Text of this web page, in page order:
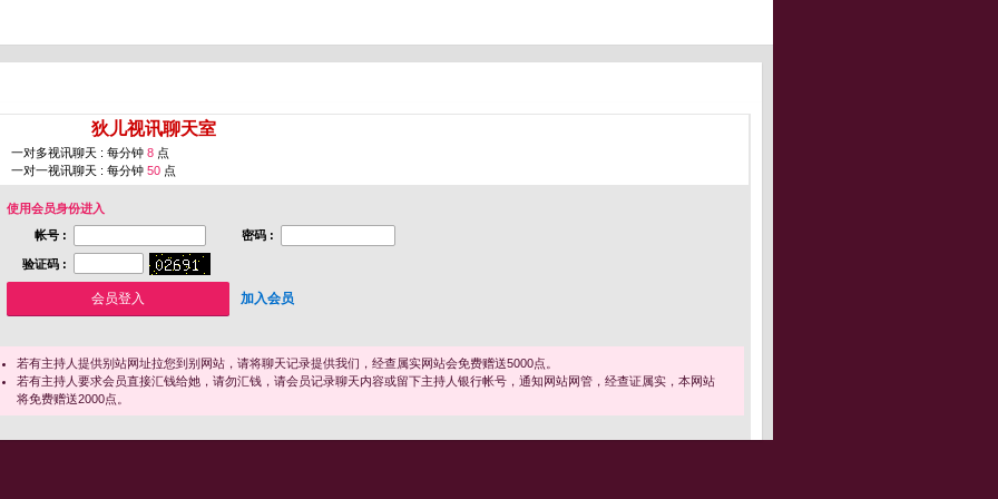
狄儿视讯聊天室
一对多视讯聊天 : 每分钟 8 点
一对一视讯聊天 : 每分钟 50 点
使用会员身份进入
帐号 :
密码 :
验证码 :
加入会员
若有主持人提供别站网址拉您到别网站，请将聊天记录提供我们，经查属实网站会免费赠送5000点。
若有主持人要求会员直接汇钱给她，请勿汇钱，请会员记录聊天内容或留下主持人银行帐号，通知网站网管，经查证属实，本网站
将免费赠送2000点。